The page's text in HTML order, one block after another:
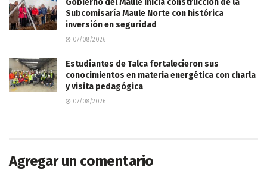
Subcomisaría Maule Norte con histórica
inversión en seguridad
07/08/2026
Estudiantes de Talca fortalecieron sus
conocimientos en materia energética con charla
y visita pedagógica
07/08/2026
Agregar un comentario